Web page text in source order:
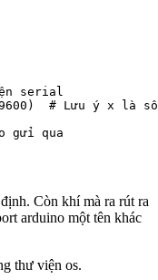
serial
# Lưu ý x là số
gửi qua
Còn khí mà ra rút ra
arduino một tên khác
thư viện os.